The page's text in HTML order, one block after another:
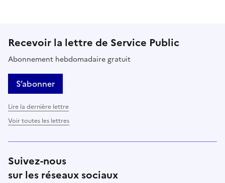
Recevoir la lettre de Service Public
Abonnement hebdomadaire gratuit
S’abonner
Lire la dernière lettre
Voir toutes les lettres
Suivez-nous
sur les réseaux sociaux